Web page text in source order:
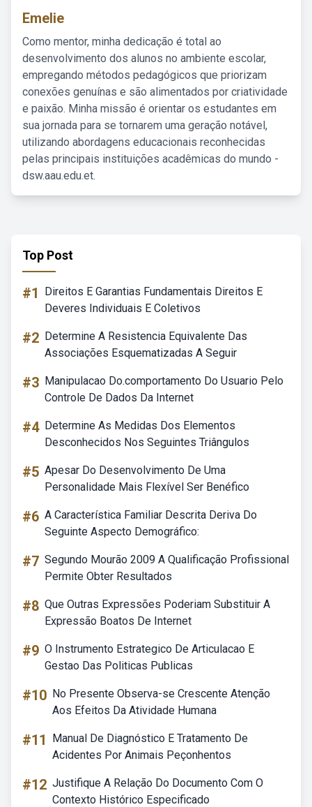
Emelie
Como mentor, minha dedicação é total ao
desenvolvimento dos alunos no ambiente escolar,
empregando métodos pedagógicos que priorizam
conexões genuínas e são alimentados por criatividade
e paixão. Minha missão é orientar os estudantes em
sua jornada para se tornarem uma geração notável,
utilizando abordagens educacionais reconhecidas
pelas principais instituições acadêmicas do mundo -
dsw.aau.edu.et.
Top Post
#1
Direitos E Garantias Fundamentais Direitos E
Deveres Individuais E Coletivos
#2 Determine A Resistencia Equivalente Das
Associações Esquematizadas A Seguir
#3 Manipulacao Do.comportamento Do Usuario Pelo
Controle De Dados Da Internet
#4 Determine As Medidas Dos Elementos
Desconhecidos Nos Seguintes Triângulos
#5 Apesar Do Desenvolvimento De Uma
Personalidade Mais Flexível Ser Benéfico
#6 A Característica Familiar Descrita Deriva Do
Seguinte Aspecto Demográfico:
#7 Segundo Mourão 2009 A Qualificação Profissional
Permite Obter Resultados
#8 Que Outras Expressões Poderiam Substituir A
Expressão Boatos De Internet
#9 O Instrumento Estrategico De Articulacao E
Gestao Das Politicas Publicas
#10 No Presente Observa-se Crescente Atenção
Aos Efeitos Da Atividade Humana
#11
Manual De Diagnóstico E Tratamento De
Acidentes Por Animais Peçonhentos
#12 Justifique A Relação Do Documento Com O
Contexto Histórico Especificado